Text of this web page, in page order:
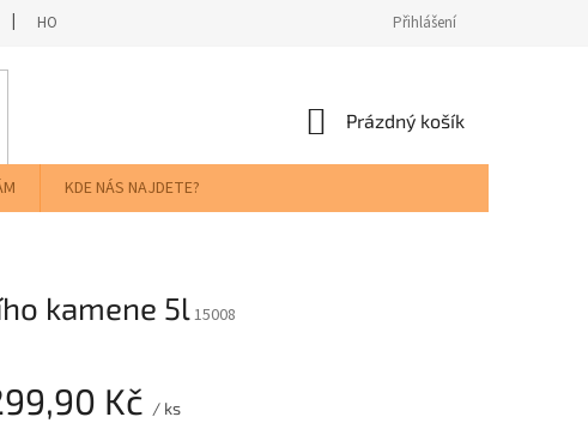
HODNOCENÍ OBCHODU Přihlášení
NÁKUPNÍ
Prázdný košík
KDE NÁS NAJDETE?
kamene 5l15008
Kč / ks